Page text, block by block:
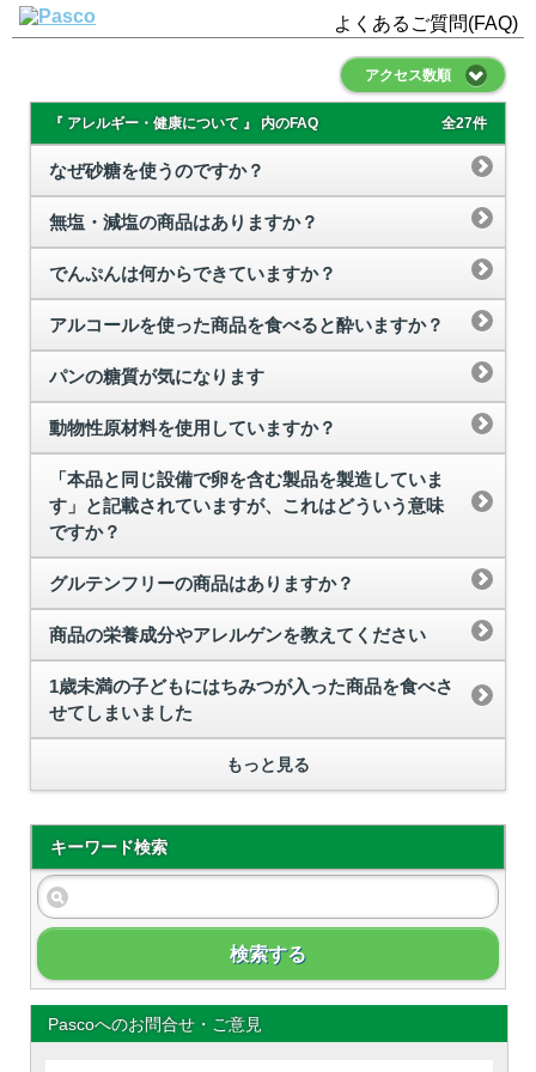
よくあるご質問(FAQ)
アクセス数順
『 アレルギー・健康について 』 内のFAQ 全27件
なぜ砂糖を使うのですか？
無塩・減塩の商品はありますか？
でんぷんは何からできていますか？
アルコールを使った商品を食べると酔いますか？
パンの糖質が気になります
動物性原材料を使用していますか？
「本品と同じ設備で卵を含む製品を製造していま
す」と記載されていますが、これはどういう意味
ですか？
グルテンフリーの商品はありますか？
商品の栄養成分やアレルゲンを教えてください
1歳未満の子どもにはちみつが入った商品を食べさ
せてしまいました
もっと見る
キーワード検索
検索する
Pascoへのお問合せ・ご意見